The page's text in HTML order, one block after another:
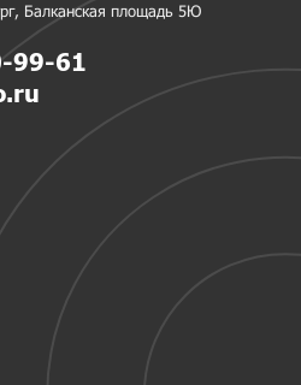
Балканская площадь 5Ю
99-61